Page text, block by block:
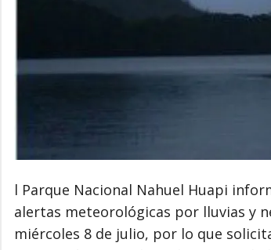
l Parque Nacional Nahuel Huapi
alertas meteorológicas por lluvias y
miércoles 8 de julio, por lo que